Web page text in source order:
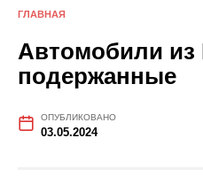
ГЛАВНАЯ
Автомобили из
подержанные
ОПУБЛИКОВАНО
03.05.2024